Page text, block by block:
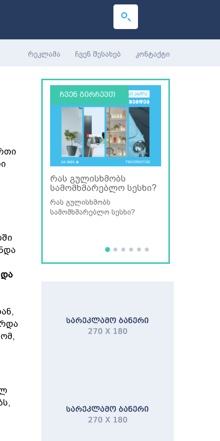
რეკლამა ჩვენ შესახებ კონტაქტი
ჩვენ გირჩევთ
რას გულისხმობს
სამომხმარებლო სესხი?
რას გულისხმობს
სამომხმარებლო სესხი?